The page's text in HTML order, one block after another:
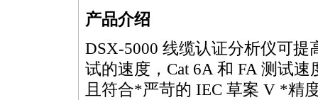
产品介绍
DSX-5000 线缆认证分析仪可提
试的速度，Cat 6A 和 FA 测试速
且符合*严苛的 IEC 草案 V *精